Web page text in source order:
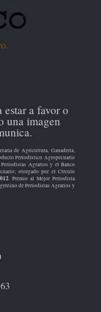
a favor o
una imagen
de Agricultura, Ganadería,
Periodístico Agropecuario
Agrarios y el Banco
otorgado por el Círculo
. Premio al Mejor Periodista
de Periodistas Agrarios y